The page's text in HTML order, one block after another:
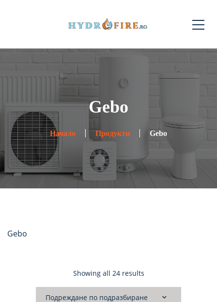
Gebo
Начало Продукти Gebo
Gebo
Showing all 24 results